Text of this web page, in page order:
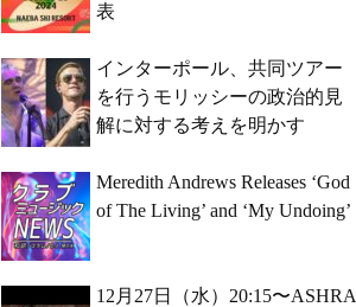
表
インターポール、共同ツアー
を行うモリッシーの政治的見
解に対する考えを明かす
Meredith Andrews Releases ‘God
of The Living’ and ‘My Undoing’
12月27日（水）20:15〜ASHRA